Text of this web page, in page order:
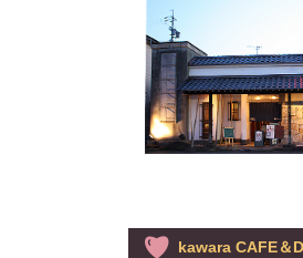
kawara CAFE＆